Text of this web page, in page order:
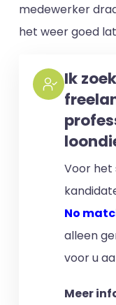
medewerker
het weer goed
Ik
Voor het
No
alleen
voor u
Meer